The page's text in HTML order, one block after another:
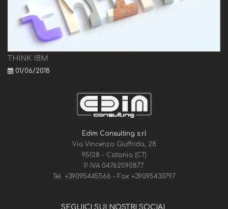
THINK IBM
01/06/2018
Edim Consulting s.r.l
Via Vincenzo Giuffrida, 28
95128 - Catania (CT)
P. IVA 04762590877
Tel. +39095445566 - Fax +39095430797
SEGUICI SUI NOSTRI SOCIAL